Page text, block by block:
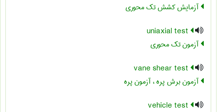
آزمایش کشش تک محوری
آزمون تک محوری
آزمون برش پره ، آزمون پره